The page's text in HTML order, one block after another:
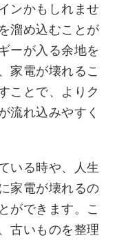
ンかもしれませ
溜め込むことが
ーが入る余地を
家電が壊れるこ
ことで、よりク
流れ込みやすく
いる時や、人生
家電が壊れるの
ができます。こ
古いものを整理